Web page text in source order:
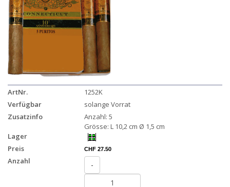
ArtNr.
1252K
Verfügbar
solange Vorrat
Zusatzinfo
Anzahl: 5
Grösse: L 10,2 cm Ø 1,5 cm
Lager
Preis
CHF 27.50
Anzahl -